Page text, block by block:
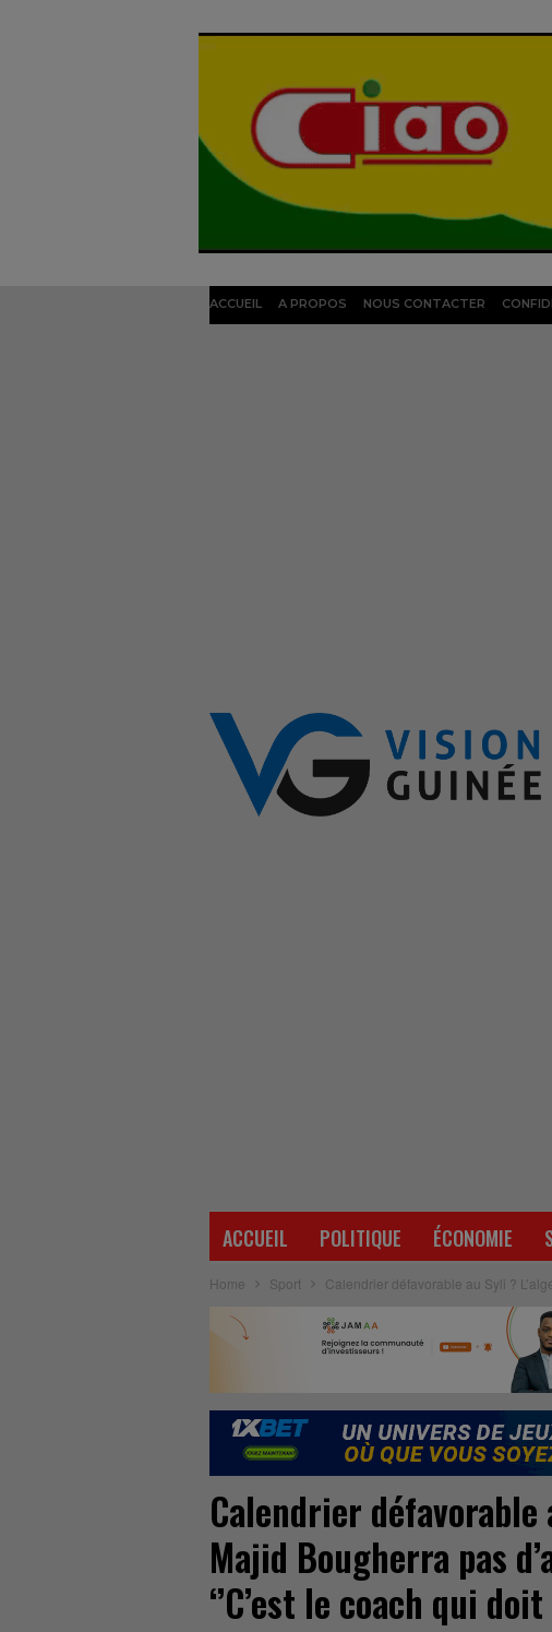
ACCUEIL A PROPOS NOUS CONTACTER
ACCUEIL POLITIQUE ÉCONOMIE
Home Sport Calendrier défavorable au Syli ?
Calendrier défavorable
Majid Bougherra pas
‘’C’est le coach qui